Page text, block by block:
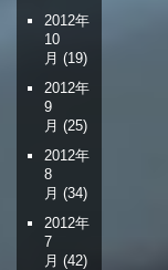
2012年
10
月 (19)
2012年
9
月 (25)
2012年
8
月 (34)
2012年
7
月 (42)